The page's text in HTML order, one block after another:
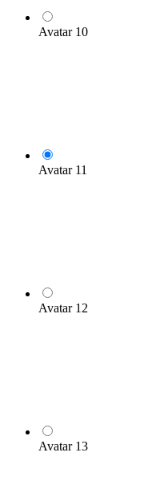
Avatar 10
Avatar 11
Avatar 12
Avatar 13